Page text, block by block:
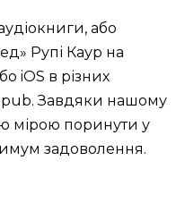
або
Рупі Каур на
iOS в різних
Завдяки нашому
мірою поринути у
задоволення.